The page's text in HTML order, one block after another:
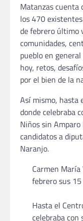
Matanzas cuenta
los 470
de febrero último
comunidades,
pueblo en
hoy, retos,
por el bien de la
Así mismo, hasta
donde celebraba
Niños sin
candidatos a
Naranjo.
Carmen
febrero sus
Hasta el
celebraba con